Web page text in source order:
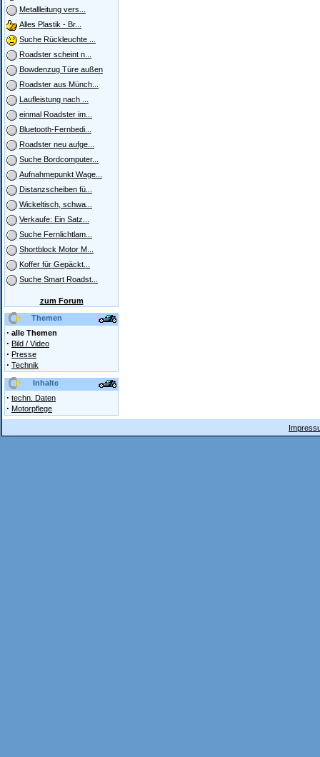
Metallleitung vers...
Alles Plastik - Br...
Suche Rückleuchte ...
Roadster scheint n...
Bowdenzug Türe außen
Roadster aus Münch...
Laufleistung nach ...
einmal Roadster im...
Bluetooth-Fernbedi...
Roadster neu aufge...
Suche Bordcomputer...
Aufnahmepunkt Wage...
Distanzscheiben fü...
Wickeltisch, schwa...
Verkaufe: Ein Satz...
Suche Fernlichtlam...
Shortblock Motor M...
Koffer für Gepäckt...
Suche Smart Roadst...
zum Forum
Themen
· alle Themen
· Bild / Video
· Presse
· Technik
Inhalte
· techn. Daten
· Motorpflege